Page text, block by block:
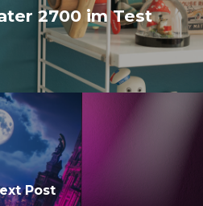
2700 im Test
Post